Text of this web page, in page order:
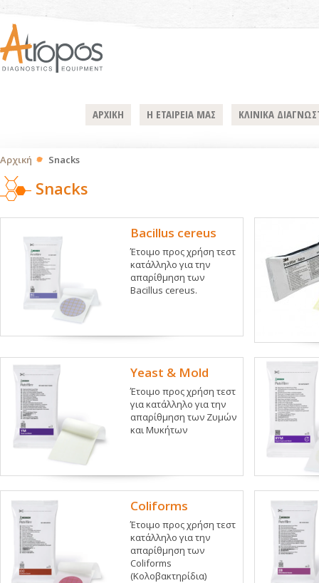
ΑΡΧΙΚΗ Η ΕΤΑΙΡΕΙΑ ΜΑΣ ΚΛΙΝΙΚΑ
Αρχική Snacks
Snacks
Bacillus cereus
Έτοιμο προς χρήση τεστ
κατάλληλο για την
απαρίθμηση των
Bacillus cereus.
Yeast & Mold
Έτοιμο προς χρήση τεστ
για κατάλληλο για την
απαρίθμηση των Ζυμών
και Μυκήτων
Coliforms
Έτοιμο προς χρήση τεστ
κατάλληλο για την
απαρίθμηση των
Coliforms
(Κολοβακτηρίδια)